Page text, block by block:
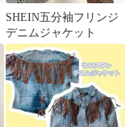
SHEIN五分袖フリンジ
デニムジャケット